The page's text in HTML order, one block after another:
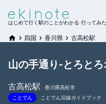
はじめて行く駅のことがわかる 行ってみ
四国 香川県 古高松駅
山の手通り-とろと
古高松駅
香川県高松市
ことでん
ことでん沿線ガイドブック